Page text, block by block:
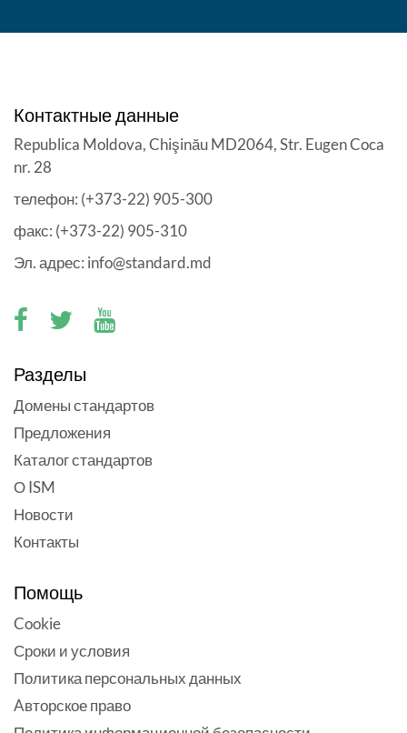
Контактные данные
Republica Moldova, Chişinău MD2064, Str. Eugen Coca
nr. 28
телефон: (+373-22) 905-300
факс: (+373-22) 905-310
Эл. адрес: info@standard.md
Разделы
Домены стандартов
Предложения
Каталог стандартов
О ISM
Новости
Контакты
Помощь
Cookie
Сроки и условия
Политика персональных данных
Aвторское право